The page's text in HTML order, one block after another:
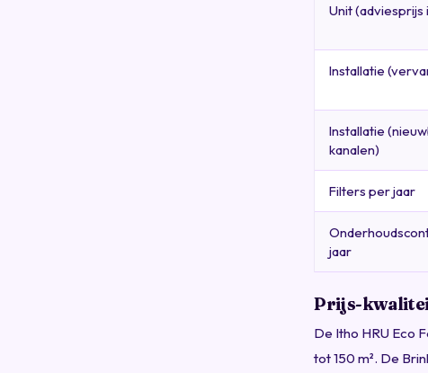
Unit (adviesprijs
Installatie
Installatie
kanalen)
Filters per jaar
jaar
Prijs-
De Itho HRU Eco
tot 150 m². De